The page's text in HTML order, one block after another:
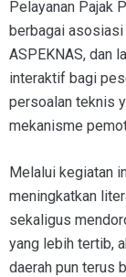
Pelayanan Pajak
berbagai asosiasi
ASPEKNAS, dan
interaktif bagi
persoalan teknis
mekanisme
Melalui kegiatan
meningkatkan
sekaligus
yang lebih tertib,
daerah pun terus